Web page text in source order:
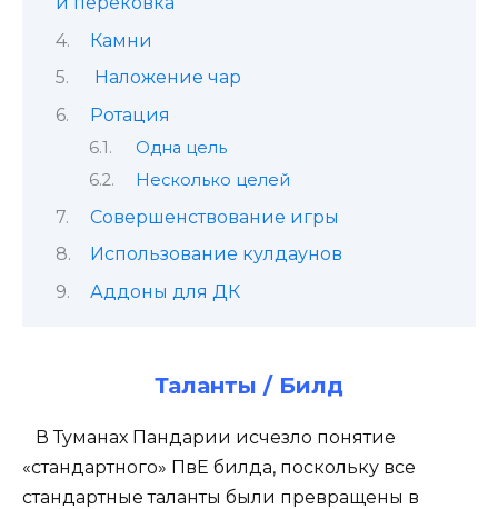
Камни
Наложение чар
Ротация
Одна цель
Несколько целей
Совершенствование игры
Использование кулдаунов
Аддоны для ДК
Таланты / Билд
В Туманах Пандарии исчезло понятие
«стандартного» ПвЕ билда, поскольку все
стандартные таланты были превращены в